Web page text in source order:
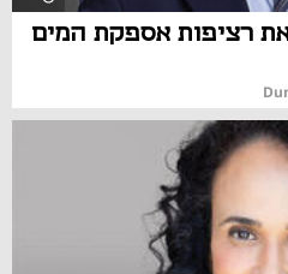
רציפות אספקת המים